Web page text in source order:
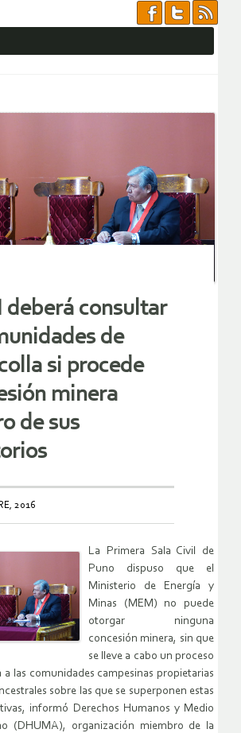
deberá consultar
de
si procede
minera
de sus
2016
La Primera Sala Civil de
Puno dispuso que el
Ministerio de Energía y
Minas (MEM) no puede
otorgar ninguna
concesión minera, sin que
se lleve a cabo un proceso
a las comunidades campesinas propietarias
sobre las que se superponen estas
informó Derechos Humanos y Medio
(DHUMA), organización miembro de la